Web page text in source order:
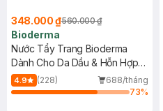
348.000 ₫560.000 ₫
Bioderma
Nước Tẩy Trang Bioderma
Dành Cho Da Dầu & Hỗn Hợp
500ml
4.9 (228)
688/tháng
73%